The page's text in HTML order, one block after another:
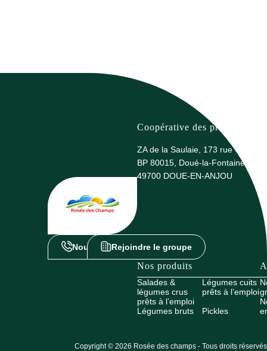
Nous contacterRejoindre le groupe
Coopérative des producteurs
ZA de la Saulaie, 173 rue G. Eiffel
BP 80015, Doué-la-Fontaine
49700 DOUE-EN-ANJOU
Nos produits
Salades &
légumes crus
prêts à l’emploi
Légumes cuits
prêts à l’emploi
Légumes bruts
Pickles
Copyright © 2026 Rosée des champs - Tous droits réservés